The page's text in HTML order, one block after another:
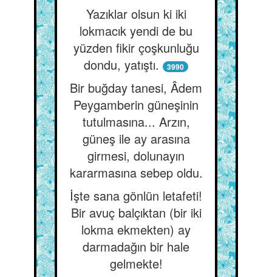
Yazıklar olsun ki iki
lokmacık yendi de bu
yüzden fikir çoşkunluğu
dondu, yatıştı.
3990
Bir buğday tanesi, Âdem
Peygamberin güneşinin
tutulmasına... Arzın,
güneş ile ay arasına
girmesi, dolunayın
kararmasına sebep oldu.
İşte sana gönlün letafeti!
Bir avuç balçıktan (bir iki
lokma ekmekten) ay
darmadağın bir hale
gelmekte!